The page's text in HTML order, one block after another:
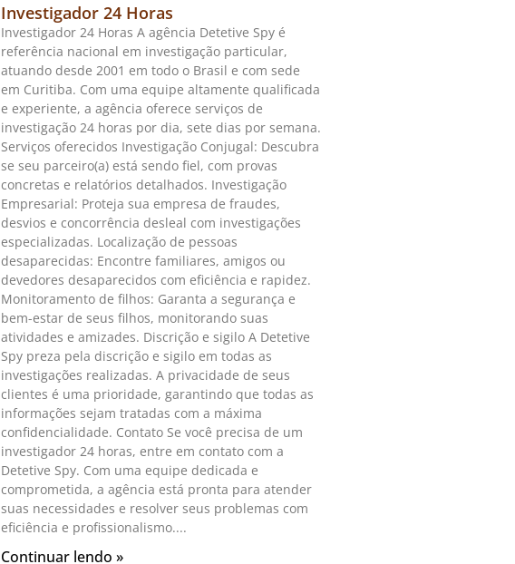
Investigador 24 Horas
Investigador 24 Horas A agência Detetive Spy é
referência nacional em investigação particular,
atuando desde 2001 em todo o Brasil e com sede
em Curitiba. Com uma equipe altamente qualificada
e experiente, a agência oferece serviços de
investigação 24 horas por dia, sete dias por semana.
Serviços oferecidos Investigação Conjugal: Descubra
se seu parceiro(a) está sendo fiel, com provas
concretas e relatórios detalhados. Investigação
Empresarial: Proteja sua empresa de fraudes,
desvios e concorrência desleal com investigações
especializadas. Localização de pessoas
desaparecidas: Encontre familiares, amigos ou
devedores desaparecidos com eficiência e rapidez.
Monitoramento de filhos: Garanta a segurança e
bem-estar de seus filhos, monitorando suas
atividades e amizades. Discrição e sigilo A Detetive
Spy preza pela discrição e sigilo em todas as
investigações realizadas. A privacidade de seus
clientes é uma prioridade, garantindo que todas as
informações sejam tratadas com a máxima
confidencialidade. Contato Se você precisa de um
investigador 24 horas, entre em contato com a
Detetive Spy. Com uma equipe dedicada e
comprometida, a agência está pronta para atender
suas necessidades e resolver seus problemas com
eficiência e profissionalismo.
Continuar lendo »